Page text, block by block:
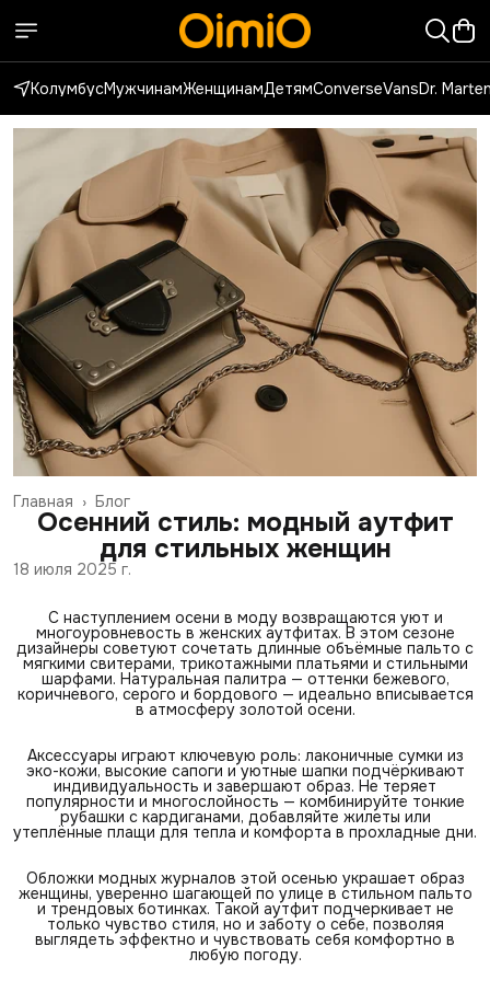
КолумбусМужчинамЖенщинамДетямConverseVansDr.
Блог
Главная ›
Осенний стиль: модный аутфит
для стильных женщин
18 июля 2025 г.
С наступлением осени в моду возвращаются уют и
многоуровневость в женских аутфитах. В этом сезоне
дизайнеры советуют сочетать длинные объёмные пальто с
мягкими свитерами, трикотажными платьями и стильными
шарфами. Натуральная палитра — оттенки бежевого,
коричневого, серого и бордового — идеально вписывается
в атмосферу золотой осени.
Аксессуары играют ключевую роль: лаконичные сумки из
эко-кожи, высокие сапоги и уютные шапки подчёркивают
индивидуальность и завершают образ. Не теряет
популярности и многослойность — комбинируйте тонкие
рубашки с кардиганами, добавляйте жилеты или
утеплённые плащи для тепла и комфорта в прохладные дни.
Обложки модных журналов этой осенью украшает образ
женщины, уверенно шагающей по улице в стильном пальто
и трендовых ботинках. Такой аутфит подчеркивает не
только чувство стиля, но и заботу о себе, позволяя
выглядеть эффектно и чувствовать себя комфортно в
любую погоду.